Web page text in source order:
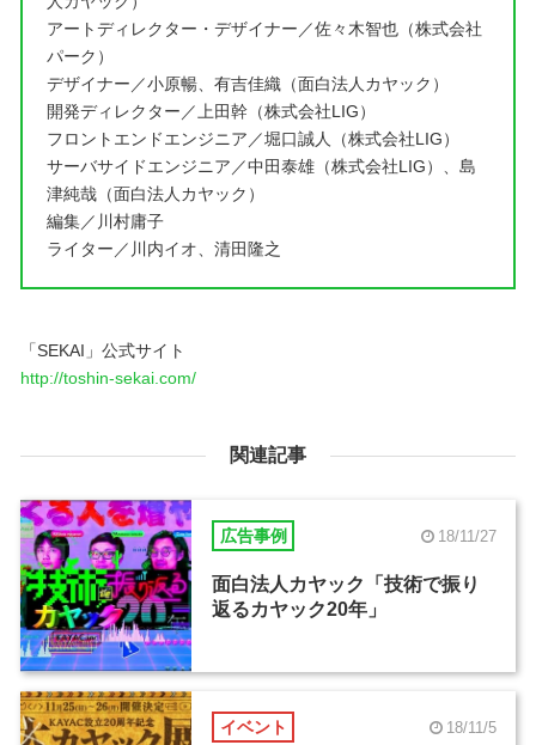
アートディレクター・デザイナー／佐々木智也（株式会社
パーク）
デザイナー／小原暢、有吉佳織（面白法人カヤック）
開発ディレクター／上田幹（株式会社LIG）
フロントエンドエンジニア／堀口誠人（株式会社LIG）
サーバサイドエンジニア／中田泰雄（株式会社LIG）、島
津純哉（面白法人カヤック）
編集／川村庸子
ライター／川内イオ、清田隆之
「SEKAI」公式サイト
http://toshin-sekai.com/
関連記事
広告事例 18/11/27
面白法人カヤック「技術で振り
返るカヤック20年」
イベント 18/11/5